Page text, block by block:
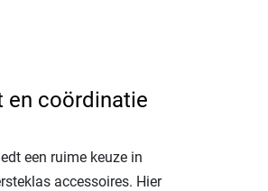
en coördinatie
een ruime keuze in
accessoires. Hier